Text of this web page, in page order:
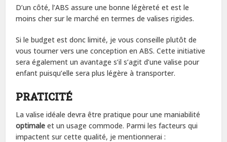
D’un côté, l’ABS assure une bonne légèreté et est le
moins cher sur le marché en termes de valises rigides.
Si le budget est donc limité, je vous conseille plutôt de
vous tourner vers une conception en ABS. Cette initiative
sera également un avantage s’il s’agit d’une valise pour
enfant puisqu’elle sera plus légère à transporter.
PRATICITÉ
La valise idéale devra être pratique pour une maniabilité
optimale et un usage commode. Parmi les facteurs qui
impactent sur cette qualité, je mentionnerai :